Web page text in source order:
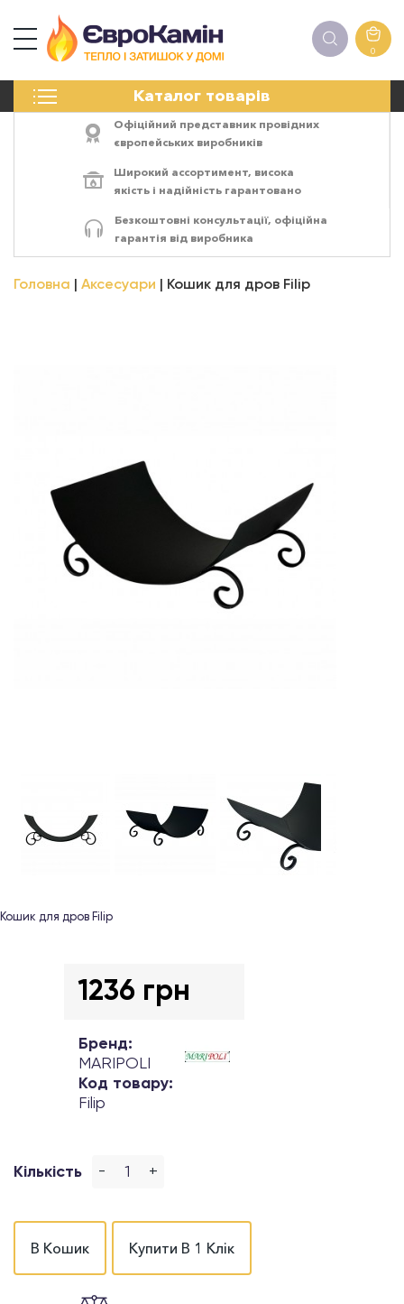
0
Каталог товарів
ПЕЧІ
ЕЛЕКТРОКАМІНИ
АКСЕСУАРИ
Офіційний представник провідних
європейських виробників
Широкий ассортимент, висока
якість і надійність гарантовано
Безкоштовні консультації, офіційна
гарантія від виробника
Головна Аксесуари Кошик для дров Filip
Кошик для дров Filip
1236 грн
Бренд:
MARIPOLI
Код товару:
Filip
Кількість - +
В Кошик Купити В 1 Клік